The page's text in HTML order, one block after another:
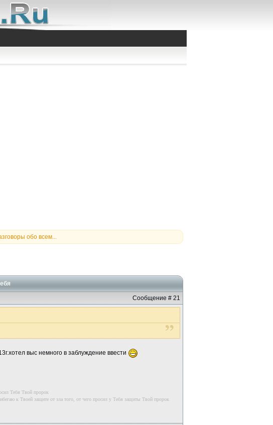
обо всем...
Сообщение # 21
выс немного в заблуждение ввести
Тебя Твой пророк
к Твоей защите от зла того, от чего просил у Тебя защиты Твой пророк